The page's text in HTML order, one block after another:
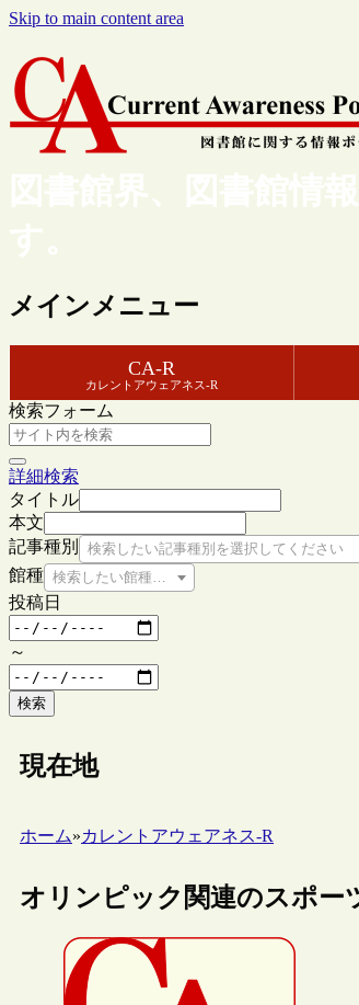
Skip to main content area
図書館界、図書館情
す。
メインメニュー
CA-R
カレントアウェアネス-R
検索フォーム
詳細検索
タイトル
本文
記事種別
検索したい記事種別を選択してください
館種 検索したい館種を選択してください
投稿日
～
検索
現在地
ホーム»カレントアウェアネス-R
オリンピック関連のスポー